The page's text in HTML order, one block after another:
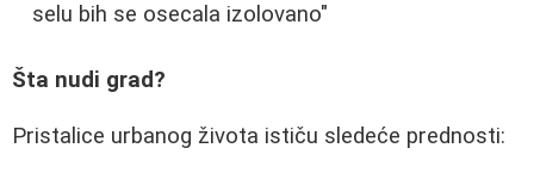
selu bih se osecala izolovano"
Šta nudi grad?
Pristalice urbanog života ističu sledeće prednosti: